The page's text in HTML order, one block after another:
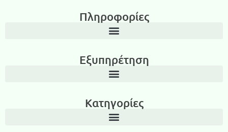
Πληροφορίες
Εξυπηρέτηση
Κατηγορίες